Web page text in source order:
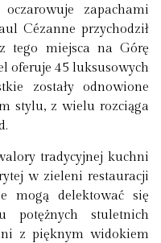
zapachami
Cézanne przychodził
tego miejsca na Górę
oferuje 45 luksusowych
zostały odnowione
stylu, z wielu rozciąga
tradycyjnej kuchni
w zieleni restauracji
mogą delektować się
stuletnich
z pięknym widokiem